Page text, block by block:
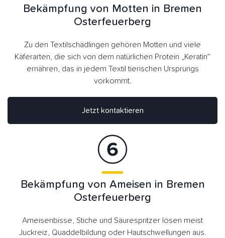
Bekämpfung von Motten in Bremen
Osterfeuerberg
Zu den Textilschädlingen gehören Motten und viele
Käferarten, die sich von dem natürlichen Protein „Keratin“
ernähren, das in jedem Textil tierischen Ursprungs
vorkommt.
Jetzt kontaktieren
Bekämpfung von Ameisen in Bremen
Osterfeuerberg
Ameisenbisse, Stiche und Säurespritzer lösen meist
Juckreiz, Quaddelbildung oder Hautschwellungen aus.